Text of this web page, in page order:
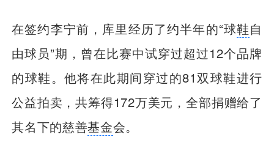
在签约李宁前，库里经历了约半年的“球鞋自
由球员”期，曾在比赛中试穿过超过12个品牌
的球鞋。他将在此期间穿过的81双球鞋进行
公益拍卖，共筹得172万美元，全部捐赠给了
其名下的慈善基金会。